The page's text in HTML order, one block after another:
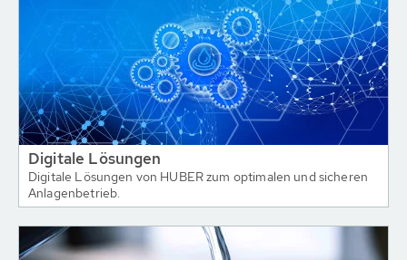
Digitale Lösungen
Digitale Lösungen von HUBER zum optimalen und sicheren
Anlagenbetrieb.